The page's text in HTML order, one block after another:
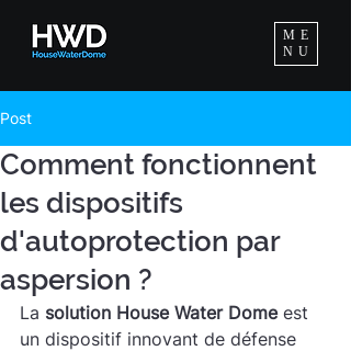
ME
NU
Post
Comment fonctionnent
les dispositifs
d'autoprotection par
aspersion ?
La solution House Water Dome est
un dispositif innovant de défense